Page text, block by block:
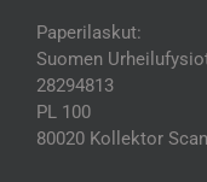
Paperilaskut:
Suomen
28294813
PL 100
80020 Kollektor Scan